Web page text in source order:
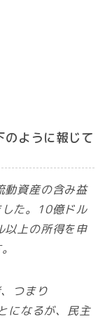
のように報じて
動資産の含み益
た。10億ドル
以上の所得を申
つまり
になるが、民主